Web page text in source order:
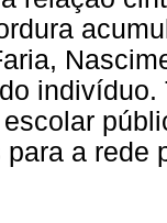
a rede